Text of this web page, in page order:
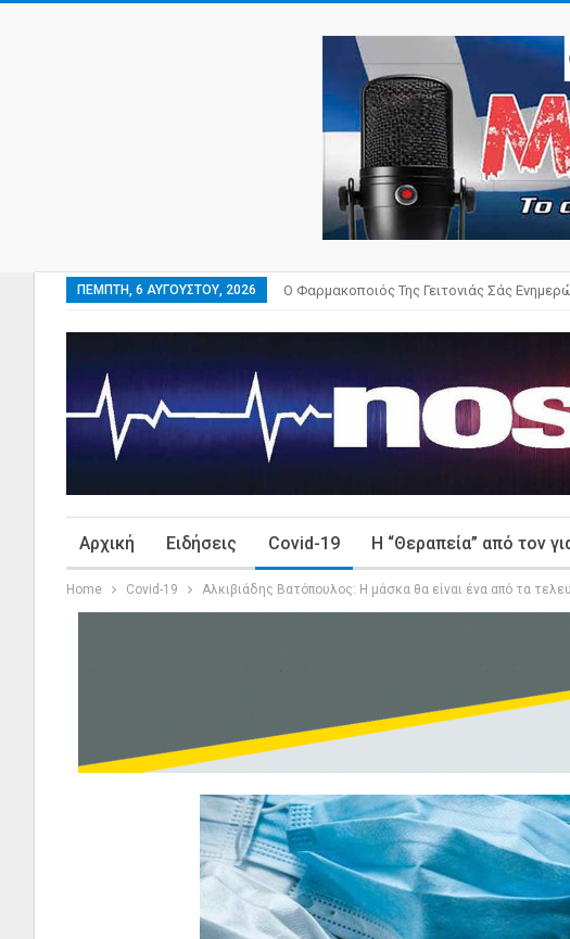
ΠΈΜΠΤΗ, 6 ΑΥΓΟΎΣΤΟΥ, 2026 Ο Φαρμακοποιός Της Γειτονιάς Σάς
Αρχική Ειδήσεις Covid-19 Η “Θεραπεία” από τον
Home Covid-19 Αλκιβιάδης Βατόπουλος: Η μάσκα θα είναι ένα από τα